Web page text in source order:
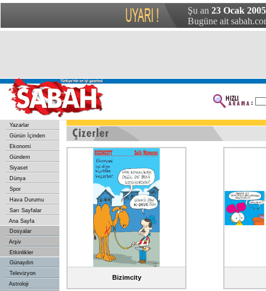
Şu an 23 Ocak
Bugüne ait
Yazarlar
Günün İçinden
Ekonomi
Gündem
Siyaset
Dünya
Spor
Hava Durumu
Sarı Sayfalar
Ana Sayfa
Dosyalar
Arşiv
Etkinlikler
Günaydın
Televizyon
Astroloji
Bizimcity